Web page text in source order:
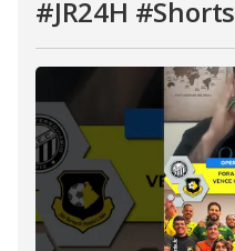
#JR24H #Shorts